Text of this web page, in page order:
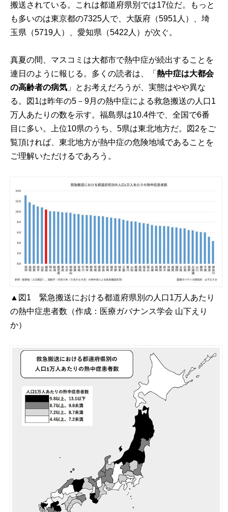
搬送されている。これは都道府県別では17位だ。もっと
も多いのは東京都の7325人で、大阪府（5951人）、埼
玉県（5719人）、愛知県（5422人）が次ぐ。
真夏の間、マスコミは大都市で熱中症が続出することを
連日のように報じる。多くの読者は、「熱中症は大都会
の高齢者の病気 」とお考えだろうが、実態はやや異な
る。図1は昨年の5－9月の熱中症による救急搬送の人口1
万人あたりの数を示す。福島県は10.4件で、全国で6番
目に多い。上位10県のうち、5県は東北地方だ。図2をご
覧頂ければ、東北地方が熱中症の危険地域であることを
ご理解いただけるであろう。
▲図1 緊急搬送における都道府県別の人口1万人あたり
の熱中症患者数（作成：医療ガバナンス学会 山下えり
か）